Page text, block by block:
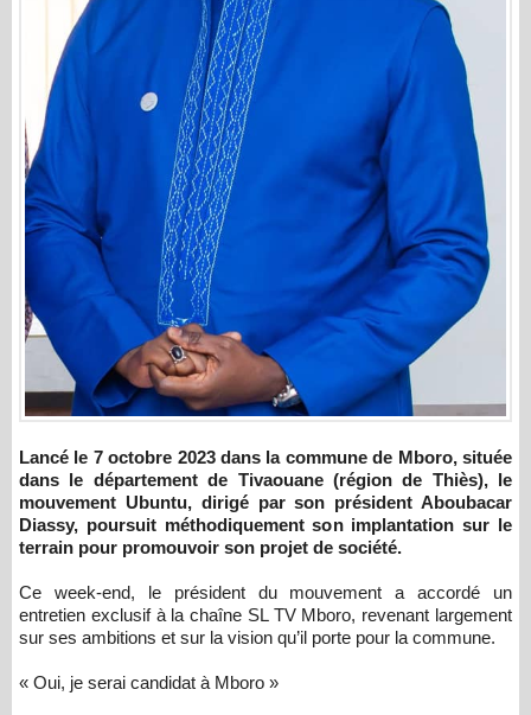
Lancé le 7 octobre 2023 dans la commune de Mboro, située
dans le département de Tivaouane (région de Thiès), le
mouvement Ubuntu, dirigé par son président Aboubacar
Diassy, poursuit méthodiquement son implantation sur le
terrain pour promouvoir son projet de société.
Ce week-end, le président du mouvement a accordé un
entretien exclusif à la chaîne SL TV Mboro, revenant largement
sur ses ambitions et sur la vision qu’il porte pour la commune.
« Oui, je serai candidat à Mboro »